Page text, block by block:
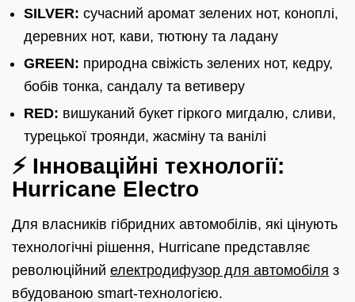
SILVER: сучасний аромат зелених нот, коноплі,
деревних нот, кави, тютюну та ладану
GREEN: природна свіжість зелених нот, кедру,
бобів тонка, сандалу та ветиверу
RED: вишуканий букет гіркого мигдалю, сливи,
турецької троянди, жасміну та ванілі
⚡ Інноваційні технології:
Hurricane Electro
Для власників гібридних автомобілів, які цінують
технологічні рішення, Hurricane представляє
революційний електродифузор для автомобіля з
вбудованою smart-технологією.